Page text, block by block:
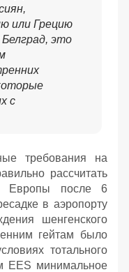
или Грецию
это
с
требования на
рассчитать
Европы после 6
в аэропорту
шенгенского
гейтам было
тотального
EES минимальное